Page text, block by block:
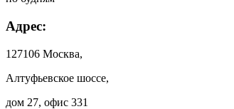
Адрес:
127106 Москва,
Алтуфьевское шоссе,
дом 27, офис 331